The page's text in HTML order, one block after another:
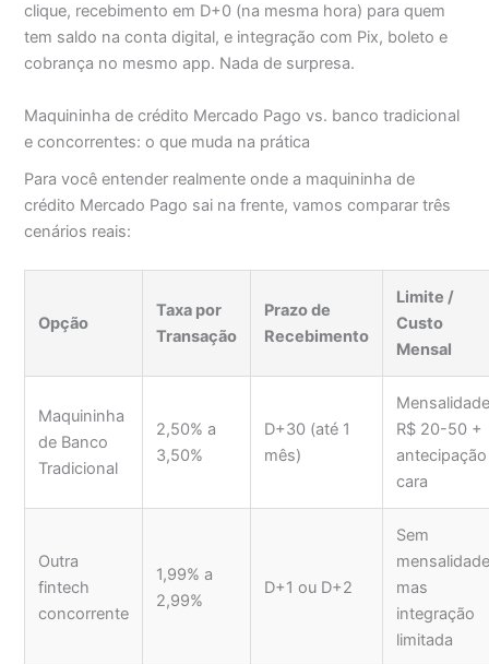
clique, recebimento em D+0 (na mesma hora) para quem
tem saldo na conta digital, e integração com Pix, boleto e
cobrança no mesmo app. Nada de surpresa.
Maquininha de crédito Mercado Pago vs. banco tradicional
e concorrentes: o que muda na prática
Para você entender realmente onde a maquininha de
crédito Mercado Pago sai na frente, vamos comparar três
cenários reais:
Opção
Taxa por
Transação
Prazo de
Recebimento
Limite /
Custo
Mensal
Maquininha
de Banco
Tradicional
2,50% a
3,50%
D+30 (até 1
mês)
R$ 20-50 +
antecipação
cara
Outra
fintech
concorrente
1,99% a
2,99%
D+1 ou D+2
Sem
mas
integração
limitada